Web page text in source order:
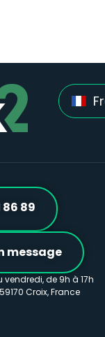
86 89
message
vendredi, de 9h à 17h
Croix, France